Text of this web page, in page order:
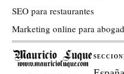
SEO para restaurantes
Marketing online para